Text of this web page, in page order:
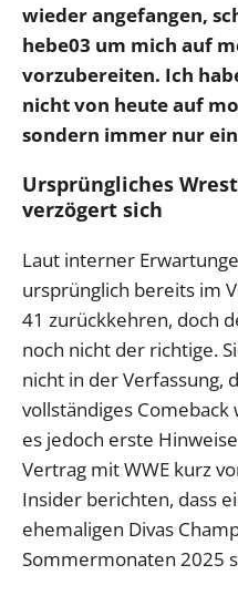
wieder angefangen,
hebe03 um mich auf
vorzubereiten. Ich
nicht von heute auf
sondern immer nur ein
Ursprüngliches
verzögert sich
Laut interner
ursprünglich bereits im
41 zurückkehren, doch
noch nicht der richtige.
nicht in der Verfassung,
vollständiges
es jedoch erste
Vertrag mit WWE kurz
Insider berichten, dass
ehemaligen Divas
Sommermonaten 2025